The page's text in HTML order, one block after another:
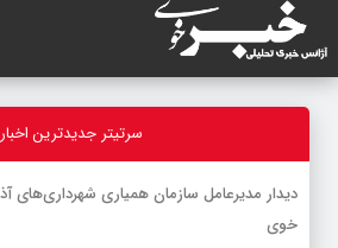
سرتیتر جدیدترین اخبار
-